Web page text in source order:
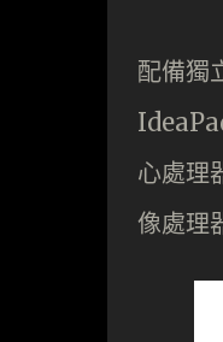
配備獨
心處理
像處理